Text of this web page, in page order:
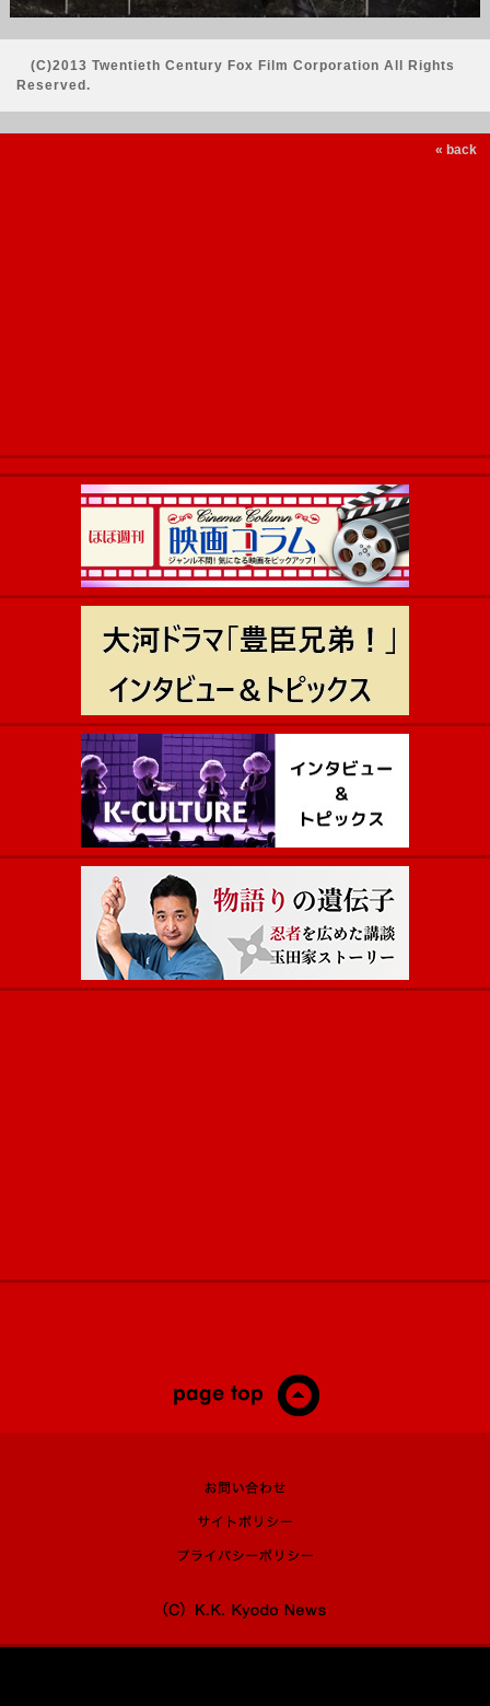
(C)2013 Twentieth Century Fox Film Corporation All Rights
Reserved.
« back